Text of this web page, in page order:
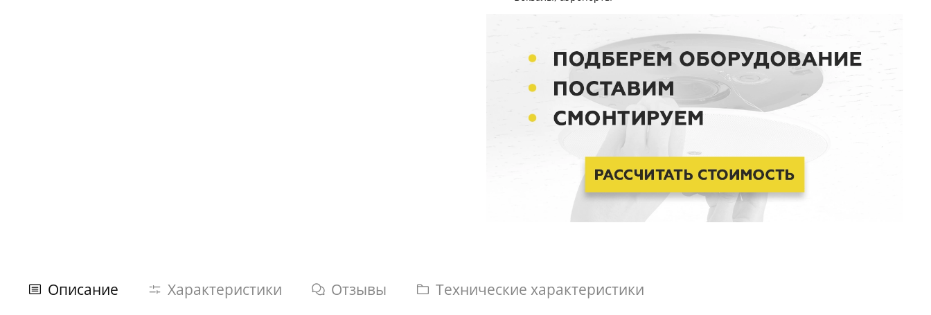
Описание Характеристики Отзывы Технические характеристики